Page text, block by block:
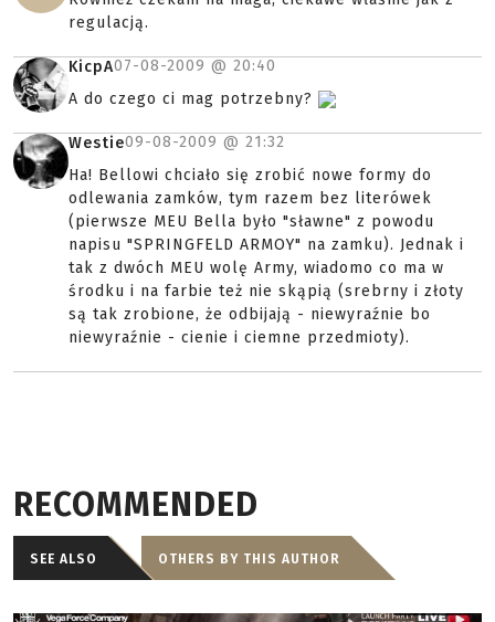
regulacją.
KicpA07-08-2009 @ 20:40
A do czego ci mag potrzebny?
Westie09-08-2009 @ 21:32
Ha! Bellowi chciało się zrobić nowe formy do
odlewania zamków, tym razem bez literówek
(pierwsze MEU Bella było "sławne" z powodu
napisu "SPRINGFELD ARMOY" na zamku). Jednak i
tak z dwóch MEU wolę Army, wiadomo co ma w
środku i na farbie też nie skąpią (srebrny i złoty
są tak zrobione, że odbijają - niewyraźnie bo
niewyraźnie - cienie i ciemne przedmioty).
RECOMMENDED
SEE ALSO OTHERS BY THIS AUTHOR